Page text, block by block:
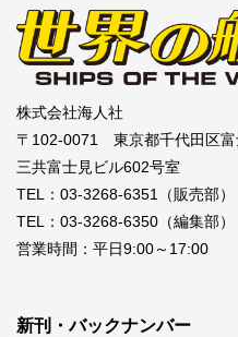
株式会社海人社
〒102-0071 東京都千代田区富
三共富士見ビル602号室
TEL：03-3268-6351（販売部）
TEL：03-3268-6350（編集部）
営業時間：平日9:00～17:00
新刊・バックナンバー